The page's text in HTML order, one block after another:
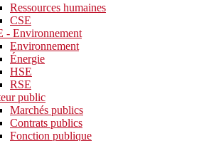
Ressources humaines
CSE
- Environnement
Environnement
Énergie
HSE
RSE
public
Marchés publics
Contrats publics
Fonction publique